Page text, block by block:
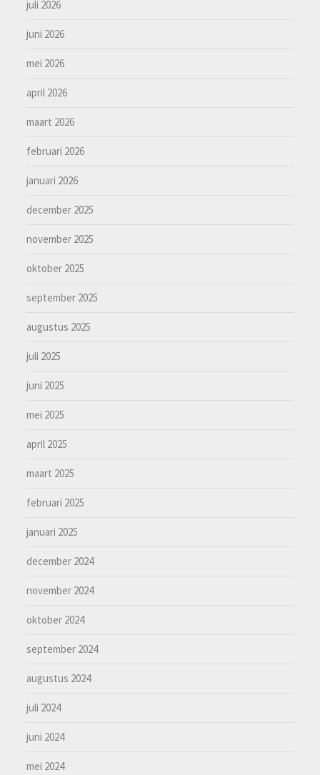
juli 2026
juni 2026
mei 2026
april 2026
maart 2026
februari 2026
januari 2026
december 2025
november 2025
oktober 2025
september 2025
augustus 2025
juli 2025
juni 2025
mei 2025
april 2025
maart 2025
februari 2025
januari 2025
december 2024
november 2024
oktober 2024
september 2024
augustus 2024
juli 2024
juni 2024
mei 2024